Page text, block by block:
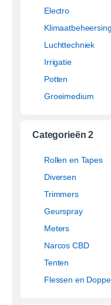
Electro
Klimaatbeheersing
Luchttechniek
Irrigatie
Potten
Groeimedium
Categorieën 2
Rollen en Tapes
Diversen
Trimmers
Geurspray
Meters
Narcos CBD
Tenten
Flessen en